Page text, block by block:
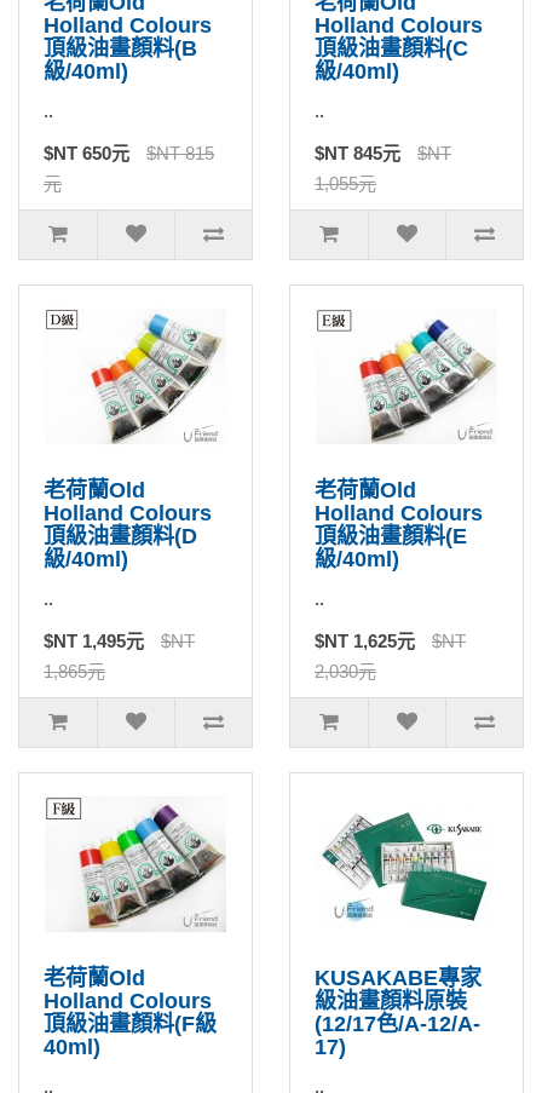
Holland Colours
頂級油畫顏料(B
級/40ml)
..
$NT 650元
$NT 815
元
Holland Colours
頂級油畫顏料(C
級/40ml)
..
$NT 845元
$NT
1,055元
老荷蘭Old
Holland Colours
頂級油畫顏料(D
級/40ml)
..
$NT 1,495元
$NT
1,865元
老荷蘭Old
Holland Colours
頂級油畫顏料(E
級/40ml)
..
$NT 1,625元
$NT
2,030元
老荷蘭Old
Holland Colours
頂級油畫顏料(F級
40ml)
..
KUSAKABE專家
級油畫顏料原裝
(12/17色/A-12/A-
17)
..